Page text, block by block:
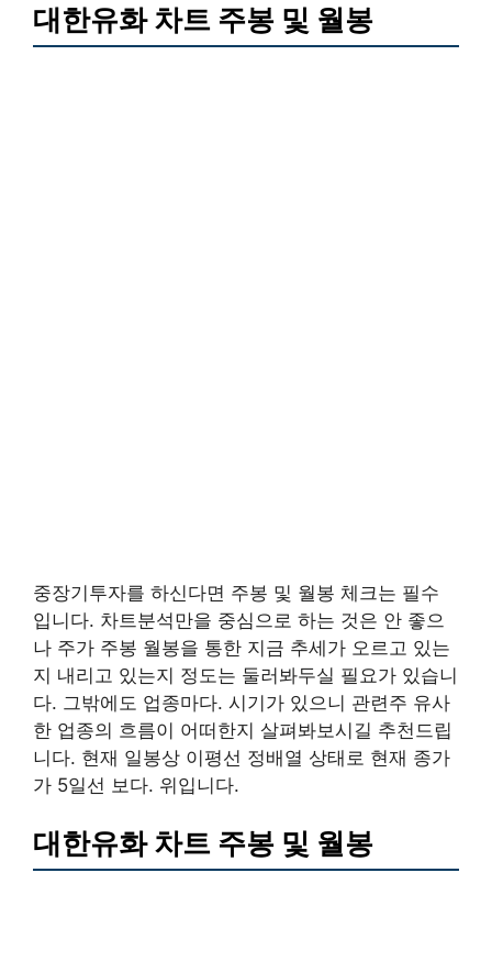
대한유화 차트 주봉 및 월봉
중장기투자를 하신다면 주봉 및 월봉 체크는 필수
입니다. 차트분석만을 중심으로 하는 것은 안 좋으
나 주가 주봉 월봉을 통한 지금 추세가 오르고 있는
지 내리고 있는지 정도는 둘러봐두실 필요가 있습니
다. 그밖에도 업종마다. 시기가 있으니 관련주 유사
한 업종의 흐름이 어떠한지 살펴봐보시길 추천드립
니다. 현재 일봉상 이평선 정배열 상태로 현재 종가
가 5일선 보다. 위입니다.
대한유화 차트 주봉 및 월봉